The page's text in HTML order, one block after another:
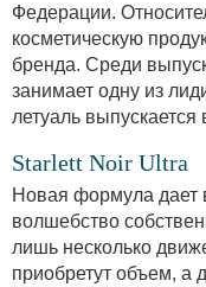
Федерации.
косметическую
бренда. Среди
занимает одну из
летуаль
Starlett Noir Ultra
Новая формула дает
волшебство
лишь несколько
приобретут объем, а